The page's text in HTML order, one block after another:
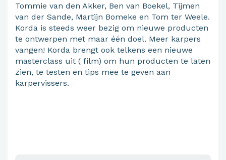
Tommie van den Akker, Ben van Boekel, Tijmen
van der Sande, Martijn Bomeke en Tom ter Weele.
Korda is steeds weer bezig om nieuwe producten
te ontwerpen met maar één doel. Meer karpers
vangen! Korda brengt ook telkens een nieuwe
masterclass uit ( film) om hun producten te laten
zien, te testen en tips mee te geven aan
karpervissers.